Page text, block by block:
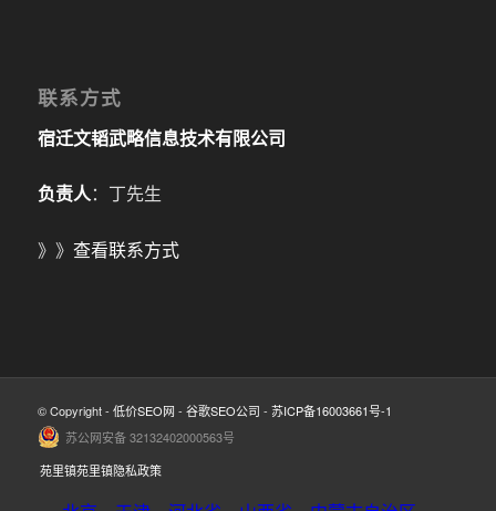
联系方式
宿迁文韬武略信息技术有限公司
负责人：丁先生
》》 查看联系方式
© Copyright - 低价SEO网 - 谷歌SEO公司 - 苏ICP备16003661号-1
苏公网安备 32132402000563号
苑里镇苑里镇隐私政策